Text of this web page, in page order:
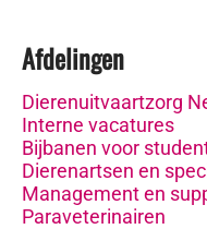
Afdelingen
Dierenuitvaartzorg
Interne vacatures
Bijbanen voor
Dierenartsen en
Management en
Paraveterinairen